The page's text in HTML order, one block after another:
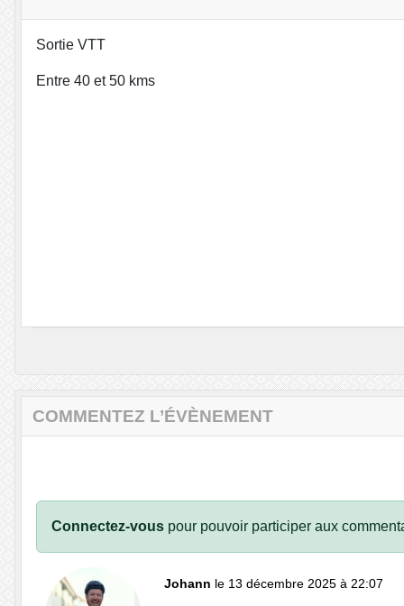
Sortie VTT
Entre 40 et 50 kms
COMMENTEZ L’ÉVÈNEMENT
Connectez-vous pour pouvoir participer aux
Johann le 13 décembre 2025 à 22:07